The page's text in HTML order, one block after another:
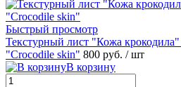
Быстрый просмотр
Текстурный лист "Кожа крокодила"
"Crocodile skin" 800 руб. / шт
В корзину